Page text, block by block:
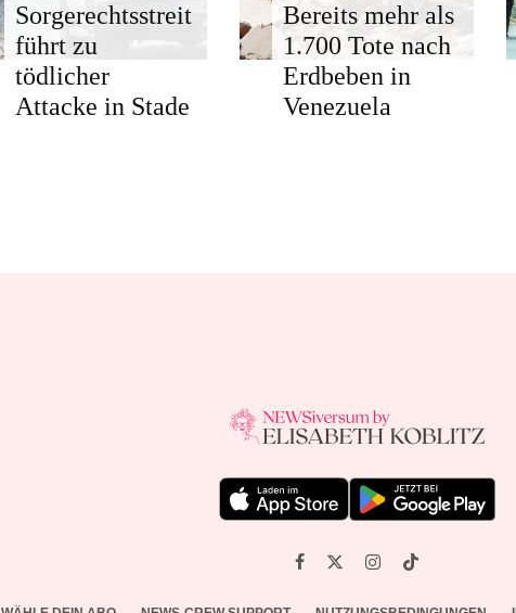
Sorgerechtsstreit
führt zu
tödlicher
Attacke in Stade
Bereits mehr als
1.700 Tote nach
Erdbeben in
Venezuela